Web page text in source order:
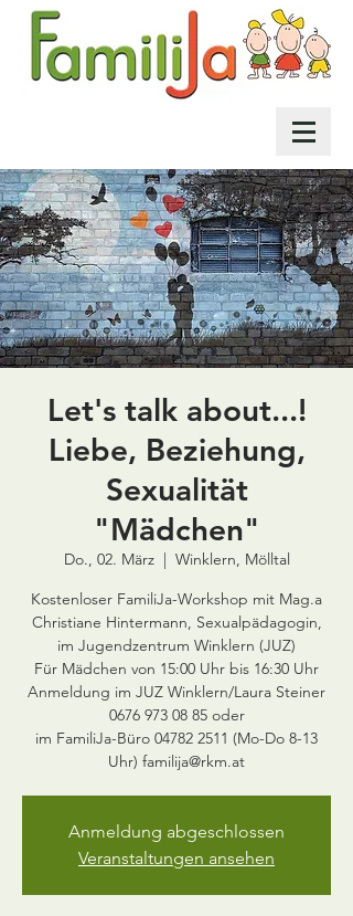
Let's talk about...!
Liebe, Beziehung,
Sexualität
"Mädchen"
Do., 02. März
  |
Winklern, Mölltal
Kostenloser FamiliJa-Workshop mit Mag.a
Christiane Hintermann, Sexualpädagogin,
im Jugendzentrum Winklern (JUZ)
Für Mädchen von 15:00 Uhr bis 16:30 Uhr
Anmeldung im JUZ Winklern/Laura Steiner
0676 973 08 85 oder
im FamiliJa-Büro 04782 2511 (Mo-Do 8-13
Uhr) familija@rkm.at
Anmeldung abgeschlossen
Veranstaltungen ansehen